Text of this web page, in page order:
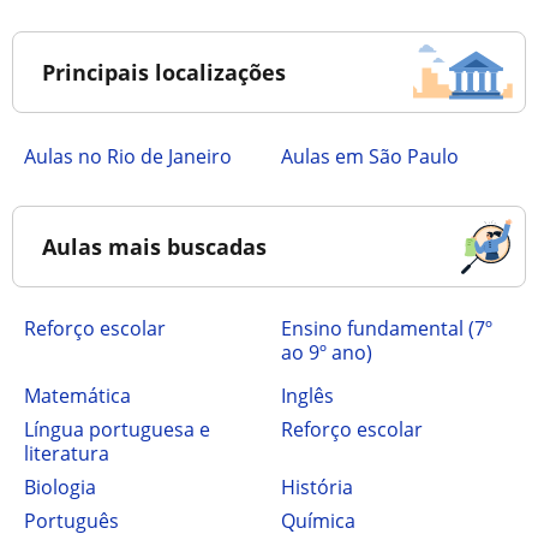
Principais localizações
Aulas no Rio de Janeiro Aulas em São Paulo
Aulas mais buscadas
Reforço escolar
ensino fundamental (7º
ao 9º ano)
Matemática
Inglês
Língua portuguesa e
literatura
Reforço escolar
Biologia
História
Português
Química